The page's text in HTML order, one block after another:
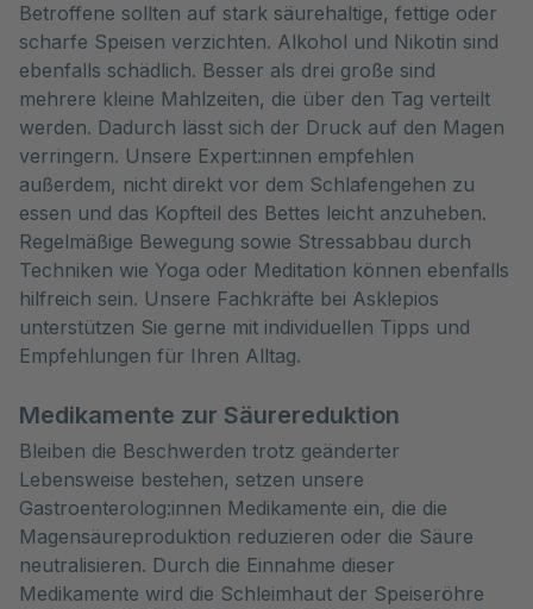
Betroffene sollten auf stark säurehaltige, fettige oder
scharfe Speisen verzichten. Alkohol und Nikotin sind
ebenfalls schädlich. Besser als drei große sind
mehrere kleine Mahlzeiten, die über den Tag verteilt
werden. Dadurch lässt sich der Druck auf den Magen
verringern. Unsere Expert:innen empfehlen
außerdem, nicht direkt vor dem Schlafengehen zu
essen und das Kopfteil des Bettes leicht anzuheben.
Regelmäßige Bewegung sowie Stressabbau durch
Techniken wie Yoga oder Meditation können ebenfalls
hilfreich sein. Unsere Fachkräfte bei Asklepios
unterstützen Sie gerne mit individuellen Tipps und
Empfehlungen für Ihren Alltag.
Medikamente zur Säurereduktion
Bleiben die Beschwerden trotz geänderter
Lebensweise bestehen, setzen unsere
Gastroenterolog:innen Medikamente ein, die die
Magensäureproduktion reduzieren oder die Säure
neutralisieren. Durch die Einnahme dieser
Medikamente wird die Schleimhaut der Speiseröhre